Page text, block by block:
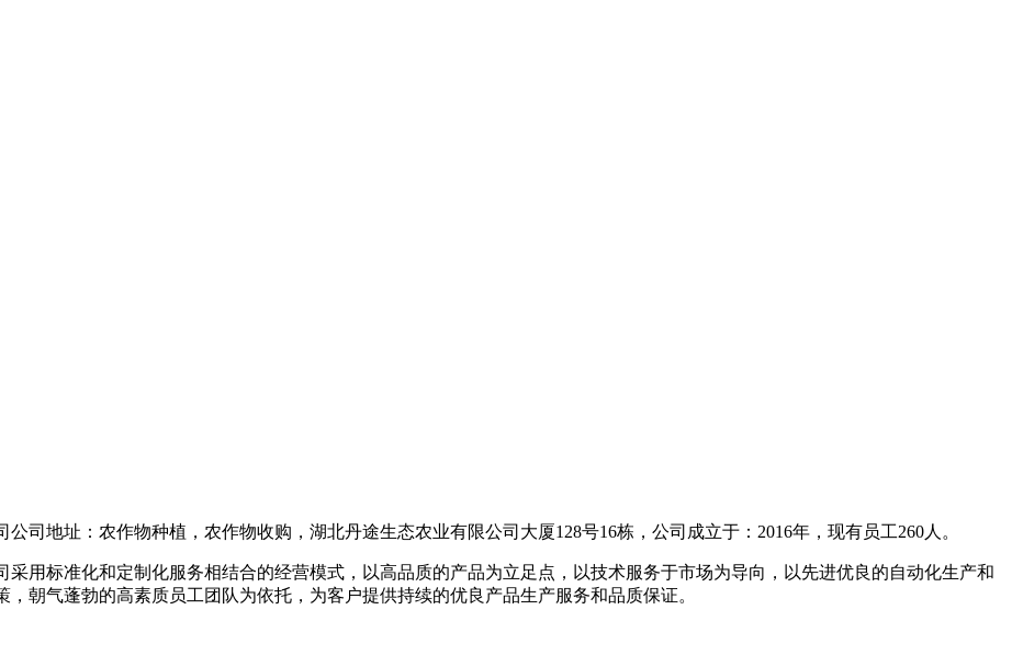
司地址：农作物种植，农作物收购，湖北丹途生态农业有限公司大厦128号16栋，公司成立于：2016年，现有员工260人。
用标准化和定制化服务相结合的经营模式，以高品质的产品为立足点，以技术服务于市场为导向，以先进优良的自动化生产和
朝气蓬勃的高素质员工团队为依托，为客户提供持续的优良产品生产服务和品质保证。